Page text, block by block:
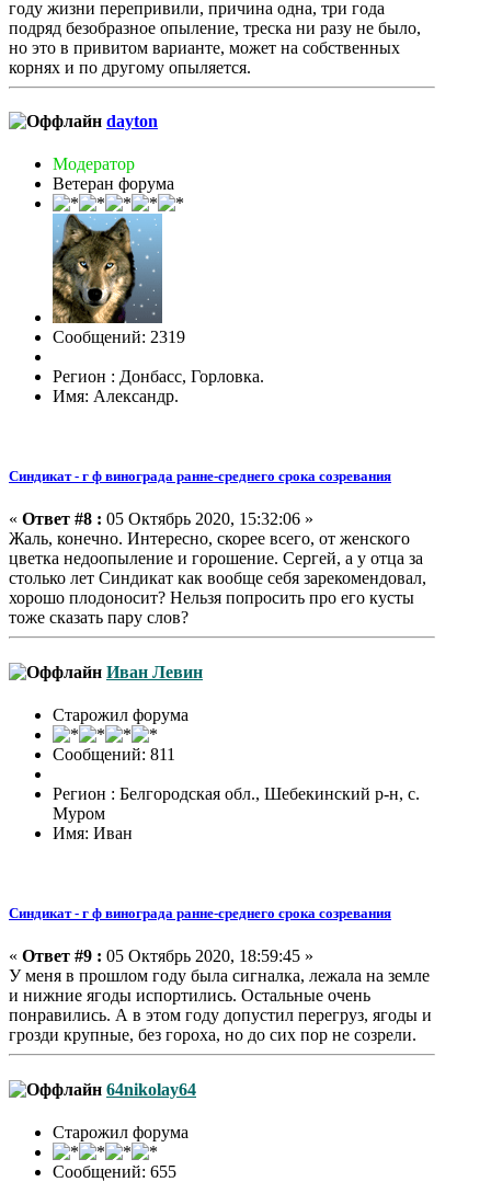
году жизни перепривили, причина одна, три года
подряд безобразное опыление, треска ни разу не было,
но это в привитом варианте, может на собственных
корнях и по другому опыляется.
dayton
Модератор
Ветеран форума
Сообщений: 2319
Регион : Донбасс, Горловка.
Имя: Александр.
Синдикат - г ф винограда ранне-среднего срока созревания
« Ответ #8 : 05 Октябрь 2020, 15:32:06 »
Жаль, конечно. Интересно, скорее всего, от женского
цветка недоопыление и горошение. Сергей, а у отца за
столько лет Синдикат как вообще себя зарекомендовал,
хорошо плодоносит? Нельзя попросить про его кусты
тоже сказать пару слов?
Иван Левин
Старожил форума
Сообщений: 811
Регион : Белгородская обл., Шебекинский р-н, с.
Муром
Имя: Иван
Синдикат - г ф винограда ранне-среднего срока созревания
« Ответ #9 : 05 Октябрь 2020, 18:59:45 »
У меня в прошлом году была сигналка, лежала на земле
и нижние ягоды испортились. Остальные очень
понравились. А в этом году допустил перегруз, ягоды и
грозди крупные, без гороха, но до сих пор не созрели.
64nikolay64
Старожил форума
Сообщений: 655